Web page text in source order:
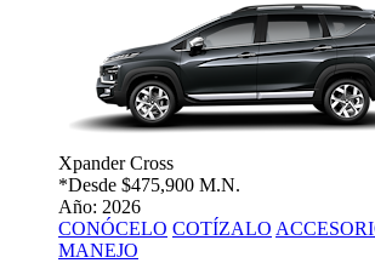
Xpander Cross
*Desde $475,900 M.N.
Año: 2026
CONÓCELO COTÍZALO
MANEJO